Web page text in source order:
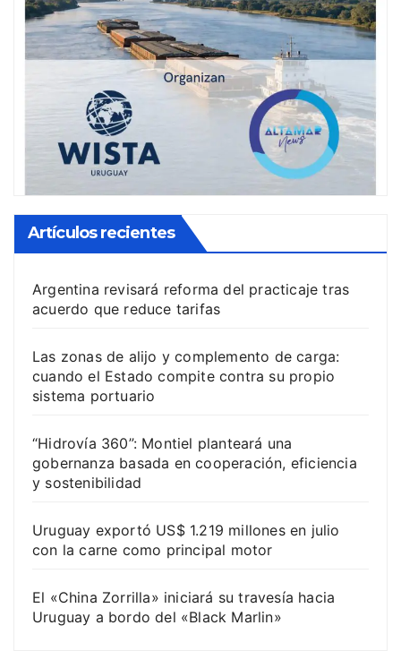
Artículos recientes
Argentina revisará reforma del practicaje tras
acuerdo que reduce tarifas
Las zonas de alijo y complemento de carga:
cuando el Estado compite contra su propio
sistema portuario
“Hidrovía 360”: Montiel planteará una
gobernanza basada en cooperación, eficiencia
y sostenibilidad
Uruguay exportó US$ 1.219 millones en julio
con la carne como principal motor
El «China Zorrilla» iniciará su travesía hacia
Uruguay a bordo del «Black Marlin»